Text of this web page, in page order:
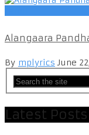
Alangaara
By mplyrics June
Latest Posts